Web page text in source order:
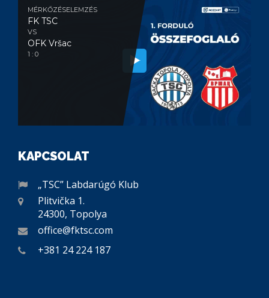
MÉRKŐZÉSELEMZÉS
FK TSC
VS
OFK Vršac
1 : 0
KAPCSOLAT
„TSC” Labdarúgó Klub
Plitvička 1.
24300, Topolya
office@fktsc.com
+381 24 224 187